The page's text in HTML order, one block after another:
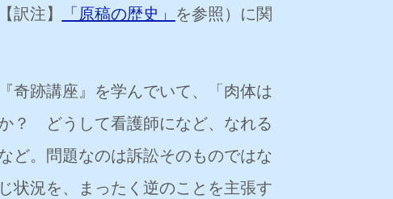
注】 「原稿の歴史」 を参照）に関
奇跡講座』を学んでいて、「肉体は
？ どうして看護師になど、なれる
。問題なのは訴訟そのものではな
状況を、まったく逆のことを主張す